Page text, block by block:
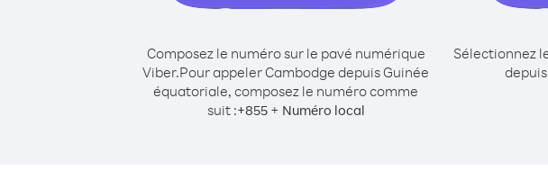
Composez le numéro sur le pavé numérique
Viber.Pour appeler Cambodge depuis Guinée
équatoriale, composez le numéro comme
suit :+855+ Numéro local
Sélectionnez